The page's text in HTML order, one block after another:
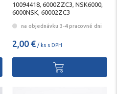
10094418, 6000ZZC3, NSK6000,
6000NSK, 60002ZC3
na objednávku 3-4 pracovné dni
2,00 € / ks s DPH